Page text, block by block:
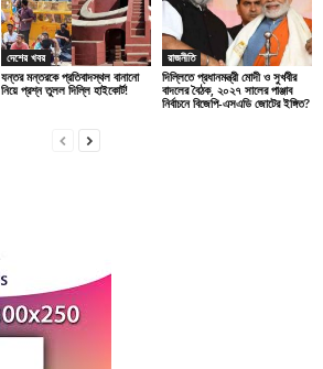
দেশের খবর
যন্তর মন্তরকে প্রতিবাদস্থল বানানো
নিয়ে প্রশ্ন তুলল দিল্লি হাইকোর্ট!
রাজনীতি
দিল্লিতে প্রধানমন্ত্রী মোদী ও সুখবীর
বাদলের বৈঠক, ২০২৭ সালের পাঞ্জাব
নির্বাচনে বিজেপি-এসএডি জোটের ইঙ্গিত?